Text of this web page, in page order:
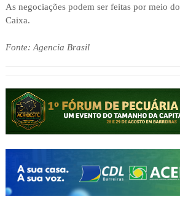
As negociações podem ser feitas por meio
Caixa.
Fonte: Agencia Brasil